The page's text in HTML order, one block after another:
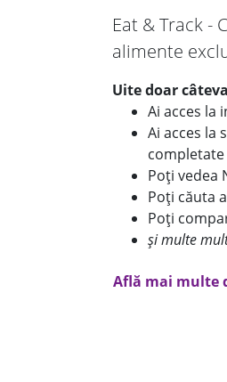
Eat & Track -
alimente
Uite doar
Ai acces la
Ai acces la
completate
Poți vedea
Poți căuta
Poți
și multe
Află mai multe